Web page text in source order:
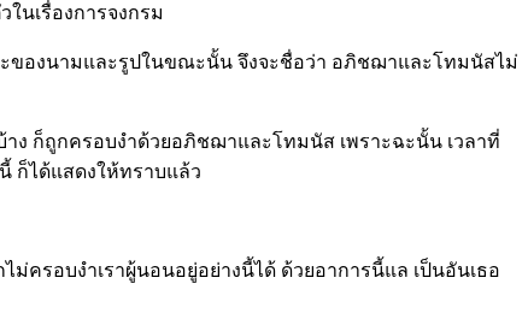
นเรื่องการจงกรม
ของนามและรูปในขณะนั้น จึงจะชื่อว่า อภิชฌาและโทมนัสไม่
ง ก็ถูกครอบงำด้วยอภิชฌาและโทมนัส เพราะฉะนั้น เวลาที่
ก็ได้แสดงให้ทราบแล้ว
รอบงำเราผู้นอนอยู่อย่างนี้ได้ ด้วยอาการนี้แล เป็นอันเธอ